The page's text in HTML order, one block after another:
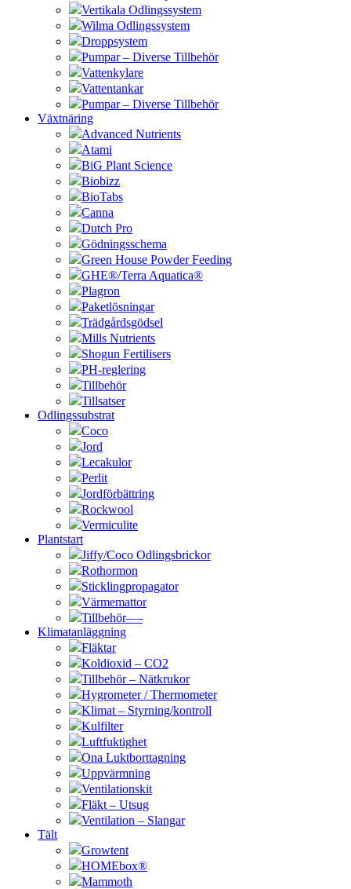
Vertikala Odlingssystem
Wilma Odlingssystem
Droppsystem
Pumpar – Diverse Tillbehör
Vattenkylare
Vattentankar
Pumpar – Diverse Tillbehör
Växtnäring
Advanced Nutrients
Atami
BiG Plant Science
Biobizz
BioTabs
Canna
Dutch Pro
Gödningsschema
Green House Powder Feeding
GHE®/Terra Aquatica®
Plagron
Paketlösningar
Trädgårdsgödsel
Mills Nutrients
Shogun Fertilisers
PH-reglering
Tillbehör
Tillsatser
Odlingssubstrat
Coco
Jord
Lecakulor
Perlit
Jordförbättring
Rockwool
Vermiculite
Plantstart
Jiffy/Coco Odlingsbrickor
Rothormon
Sticklingpropagator
Värmemattor
Tillbehör—-
Klimatanläggning
Fläktar
Koldioxid – CO2
Tillbehör – Nätkrukor
Hygrometer / Thermometer
Klimat – Styrning/kontroll
Kulfilter
Luftfuktighet
Ona Luktborttagning
Uppvärmning
Ventilationskit
Fläkt – Utsug
Ventilation – Slangar
Tält
Growtent
HOMEbox®
Mammoth